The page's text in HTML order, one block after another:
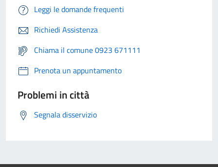
Leggi le domande frequenti
Richiedi Assistenza
Chiama il comune 0923 671111
Prenota un appuntamento
Problemi in città
Segnala disservizio